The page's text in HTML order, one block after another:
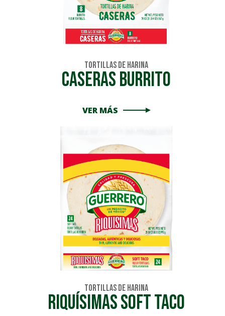
Tortillas de Harina
Caseras Burrito
VER MÁS
Tortillas de Harina
Riquísimas Soft Taco